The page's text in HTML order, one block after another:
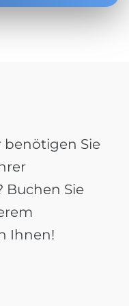
benötigen Sie
Buchen Sie
Ihnen!